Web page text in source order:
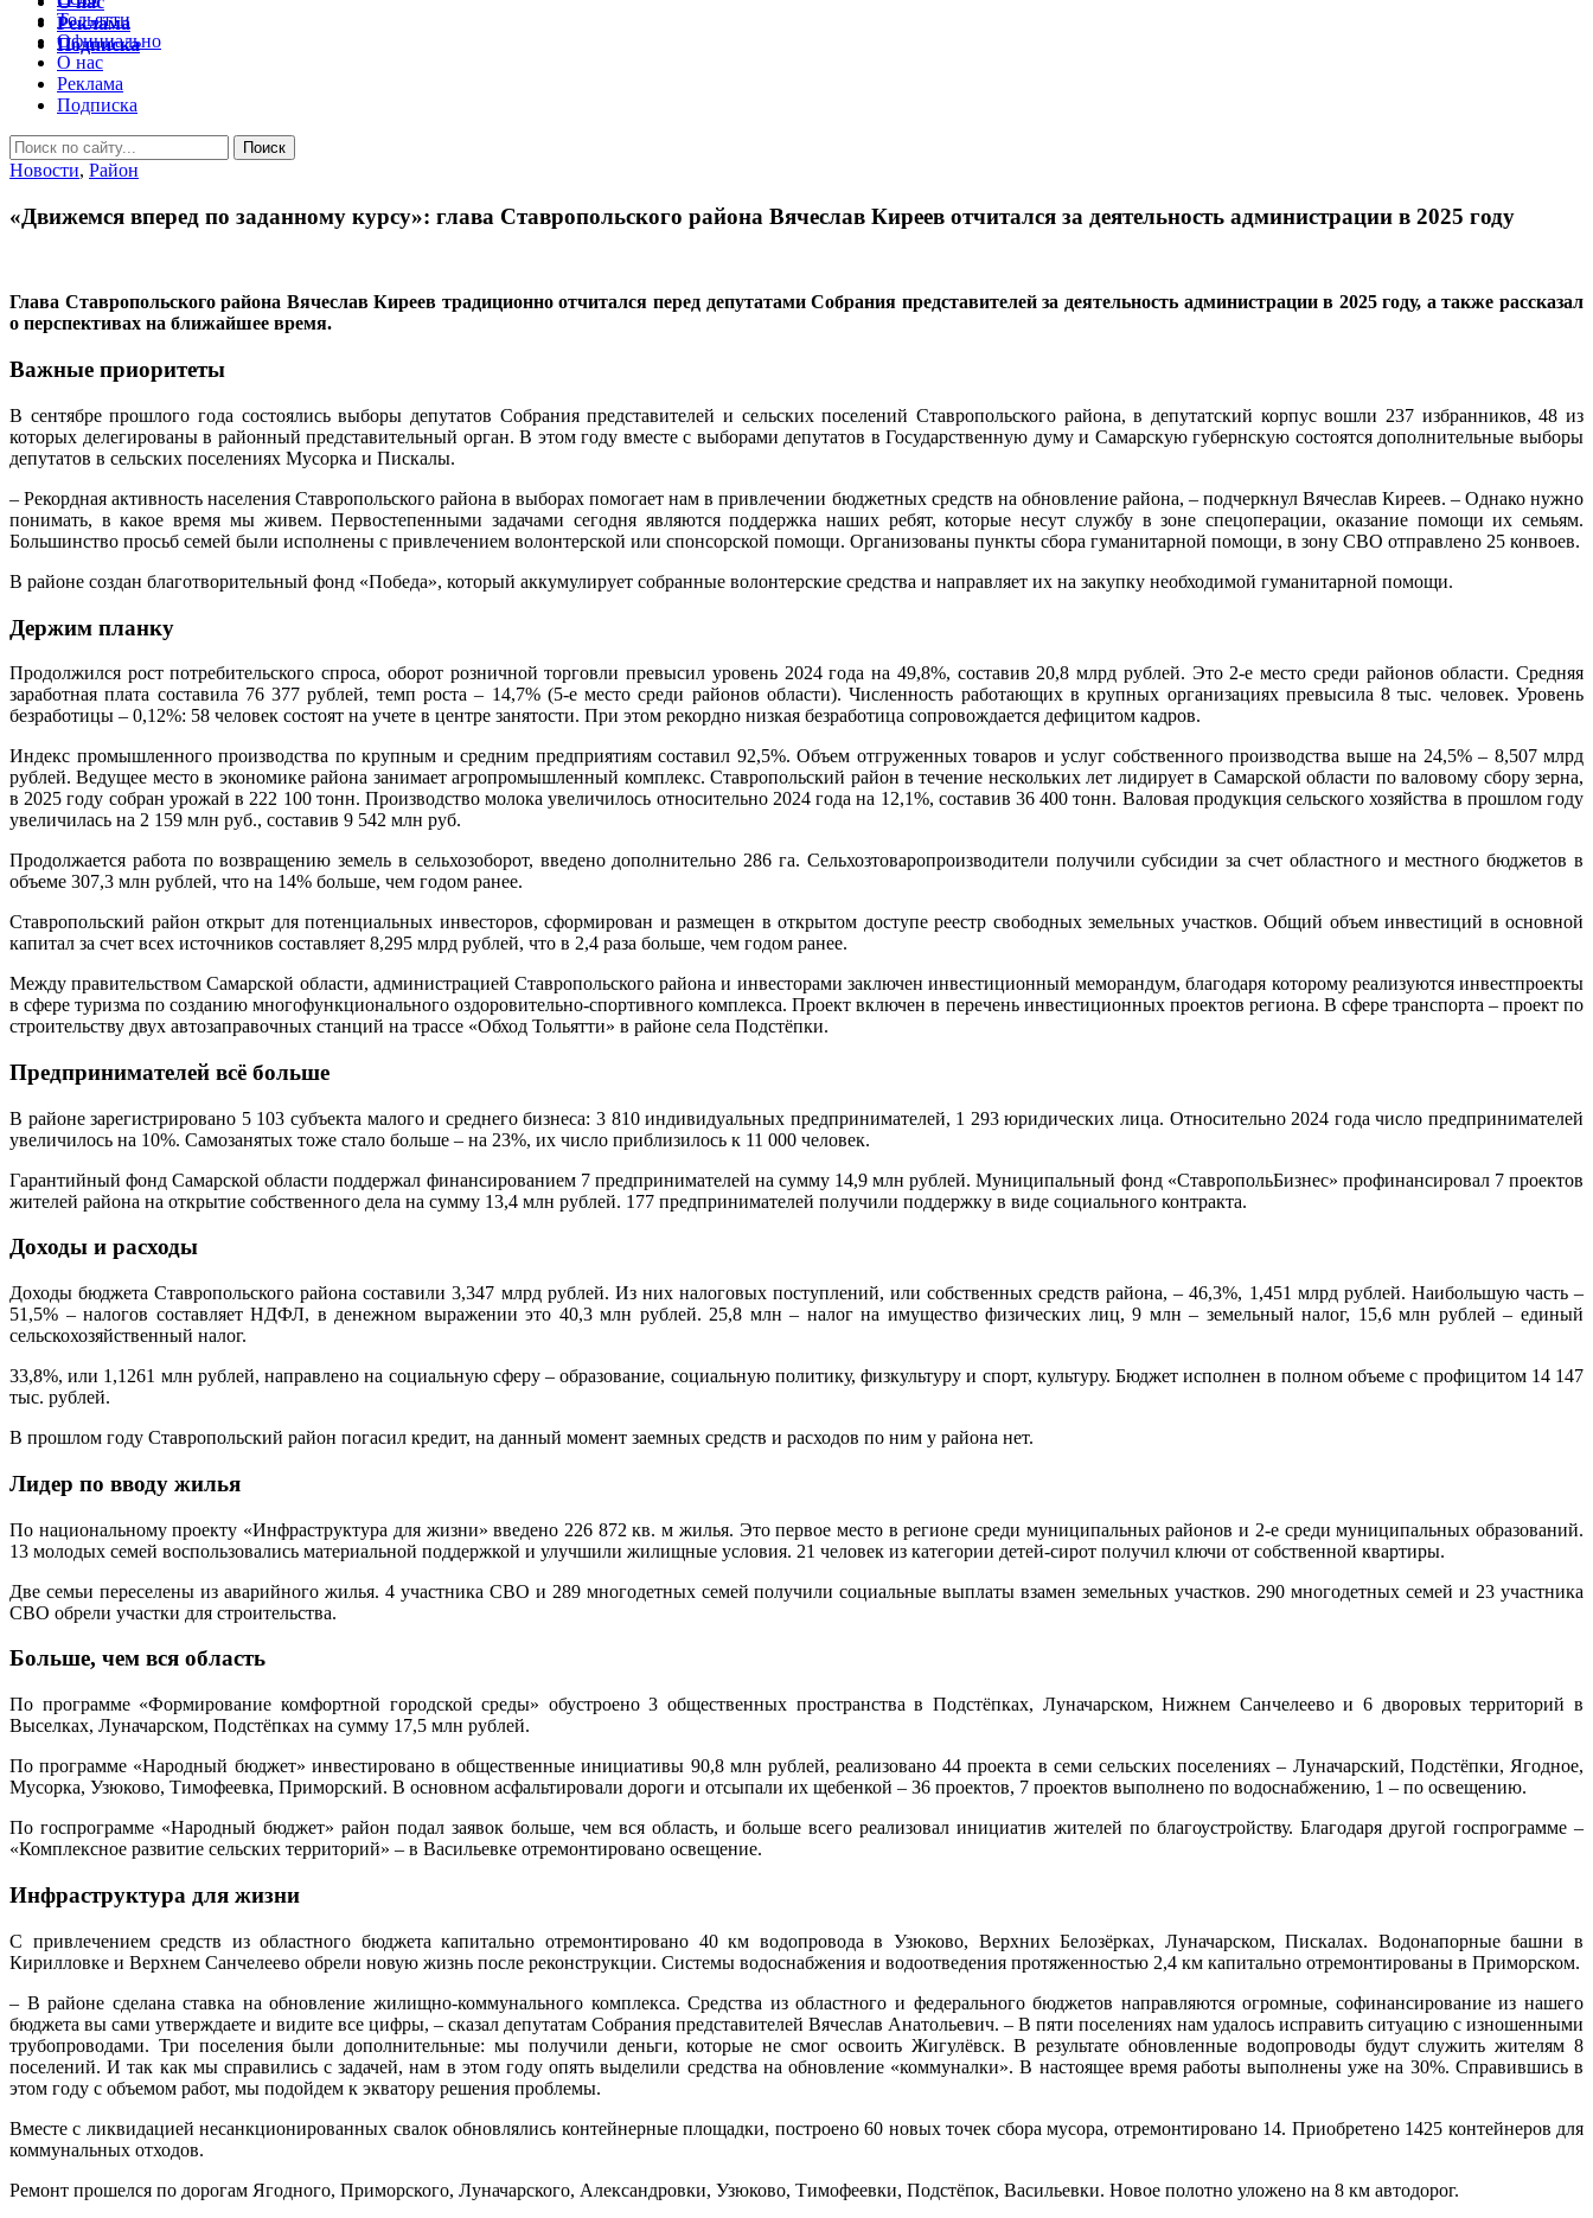
Тольятти
Официально
О нас
Реклама
Подписка
Новости, Район
«Движемся вперед по заданному курсу»: глава Ставропольского района Вячеслав Киреев отчитался за деятельность администрации в 2025 году
Глава Ставропольского района Вячеслав Киреев традиционно отчитался перед депутатами Собрания представителей за деятельность администрации в 2025 году, а также рассказал
о перспективах на ближайшее время.
Важные приоритеты
В сентябре прошлого года состоялись выборы депутатов Собрания представителей и сельских поселений Ставропольского района, в депутатский корпус вошли 237 избранников, 48 из
которых делегированы в районный представительный орган. В этом году вместе с выборами депутатов в Государственную думу и Самарскую губернскую состоятся дополнительные выборы
депутатов в сельских поселениях Мусорка и Пискалы.
– Рекордная активность населения Ставропольского района в выборах помогает нам в привлечении бюджетных средств на обновление района, – подчеркнул Вячеслав Киреев. – Однако нужно
понимать, в какое время мы живем. Первостепенными задачами сегодня являются поддержка наших ребят, которые несут службу в зоне спецоперации, оказание помощи их семьям.
Большинство просьб семей были исполнены с привлечением волонтерской или спонсорской помощи. Организованы пункты сбора гуманитарной помощи, в зону СВО отправлено 25 конвоев.
В районе создан благотворительный фонд «Победа», который аккумулирует собранные волонтерские средства и направляет их на закупку необходимой гуманитарной помощи.
Держим планку
Продолжился рост потребительского спроса, оборот розничной торговли превысил уровень 2024 года на 49,8%, составив 20,8 млрд рублей. Это 2-е место среди районов области. Средняя
заработная плата составила 76 377 рублей, темп роста – 14,7% (5-е место среди районов области). Численность работающих в крупных организациях превысила 8 тыс. человек. Уровень
безработицы – 0,12%: 58 человек состоят на учете в центре занятости. При этом рекордно низкая безработица сопровождается дефицитом кадров.
Индекс промышленного производства по крупным и средним предприятиям составил 92,5%. Объем отгруженных товаров и услуг собственного производства выше на 24,5% – 8,507 млрд
рублей. Ведущее место в экономике района занимает агропромышленный комплекс. Ставропольский район в течение нескольких лет лидирует в Самарской области по валовому сбору зерна,
в 2025 году собран урожай в 222 100 тонн. Производство молока увеличилось относительно 2024 года на 12,1%, составив 36 400 тонн. Валовая продукция сельского хозяйства в прошлом году
увеличилась на 2 159 млн руб., составив 9 542 млн руб.
Продолжается работа по возвращению земель в сельхозоборот, введено дополнительно 286 га. Сельхозтоваропроизводители получили субсидии за счет областного и местного бюджетов в
объеме 307,3 млн рублей, что на 14% больше, чем годом ранее.
Ставропольский район открыт для потенциальных инвесторов, сформирован и размещен в открытом доступе реестр свободных земельных участков. Общий объем инвестиций в основной
капитал за счет всех источников составляет 8,295 млрд рублей, что в 2,4 раза больше, чем годом ранее.
Между правительством Самарской области, администрацией Ставропольского района и инвесторами заключен инвестиционный меморандум, благодаря которому реализуются инвестпроекты
в сфере туризма по созданию многофункционального оздоровительно-спортивного комплекса. Проект включен в перечень инвестиционных проектов региона. В сфере транспорта – проект по
строительству двух автозаправочных станций на трассе «Обход Тольятти» в районе села Подстёпки.
Предпринимателей всё больше
В районе зарегистрировано 5 103 субъекта малого и среднего бизнеса: 3 810 индивидуальных предпринимателей, 1 293 юридических лица. Относительно 2024 года число предпринимателей
увеличилось на 10%. Самозанятых тоже стало больше – на 23%, их число приблизилось к 11 000 человек.
Гарантийный фонд Самарской области поддержал финансированием 7 предпринимателей на сумму 14,9 млн рублей. Муниципальный фонд «СтавропольБизнес» профинансировал 7 проектов
жителей района на открытие собственного дела на сумму 13,4 млн рублей. 177 предпринимателей получили поддержку в виде социального контракта.
Доходы и расходы
Доходы бюджета Ставропольского района составили 3,347 млрд рублей. Из них налоговых поступлений, или собственных средств района, – 46,3%, 1,451 млрд рублей. Наибольшую часть –
51,5% – налогов составляет НДФЛ, в денежном выражении это 40,3 млн рублей. 25,8 млн – налог на имущество физических лиц, 9 млн – земельный налог, 15,6 млн рублей – единый
сельскохозяйственный налог.
33,8%, или 1,1261 млн рублей, направлено на социальную сферу – образование, социальную политику, физкультуру и спорт, культуру. Бюджет исполнен в полном объеме с профицитом 14 147
тыс. рублей.
В прошлом году Ставропольский район погасил кредит, на данный момент заемных средств и расходов по ним у района нет.
Лидер по вводу жилья
По национальному проекту «Инфраструктура для жизни» введено 226 872 кв. м жилья. Это первое место в регионе среди муниципальных районов и 2-е среди муниципальных образований.
13 молодых семей воспользовались материальной поддержкой и улучшили жилищные условия. 21 человек из категории детей-сирот получил ключи от собственной квартиры.
Две семьи переселены из аварийного жилья. 4 участника СВО и 289 многодетных семей получили социальные выплаты взамен земельных участков. 290 многодетных семей и 23 участника
СВО обрели участки для строительства.
Больше, чем вся область
По программе «Формирование комфортной городской среды» обустроено 3 общественных пространства в Подстёпках, Луначарском, Нижнем Санчелеево и 6 дворовых территорий в
Выселках, Луначарском, Подстёпках на сумму 17,5 млн рублей.
По программе «Народный бюджет» инвестировано в общественные инициативы 90,8 млн рублей, реализовано 44 проекта в семи сельских поселениях – Луначарский, Подстёпки, Ягодное,
Мусорка, Узюково, Тимофеевка, Приморский. В основном асфальтировали дороги и отсыпали их щебенкой – 36 проектов, 7 проектов выполнено по водоснабжению, 1 – по освещению.
По госпрограмме «Народный бюджет» район подал заявок больше, чем вся область, и больше всего реализовал инициатив жителей по благоустройству. Благодаря другой госпрограмме –
«Комплексное развитие сельских территорий» – в Васильевке отремонтировано освещение.
Инфраструктура для жизни
С привлечением средств из областного бюджета капитально отремонтировано 40 км водопровода в Узюково, Верхних Белозёрках, Луначарском, Пискалах. Водонапорные башни в
Кирилловке и Верхнем Санчелеево обрели новую жизнь после реконструкции. Системы водоснабжения и водоотведения протяженностью 2,4 км капитально отремонтированы в Приморском.
– В районе сделана ставка на обновление жилищно-коммунального комплекса. Средства из областного и федерального бюджетов направляются огромные, софинансирование из нашего
бюджета вы сами утверждаете и видите все цифры, – сказал депутатам Собрания представителей Вячеслав Анатольевич. – В пяти поселениях нам удалось исправить ситуацию с изношенными
трубопроводами. Три поселения были дополнительные: мы получили деньги, которые не смог освоить Жигулёвск. В результате обновленные водопроводы будут служить жителям 8
поселений. И так как мы справились с задачей, нам в этом году опять выделили средства на обновление «коммуналки». В настоящее время работы выполнены уже на 30%. Справившись в
этом году с объемом работ, мы подойдем к экватору решения проблемы.
Вместе с ликвидацией несанкционированных свалок обновлялись контейнерные площадки, построено 60 новых точек сбора мусора, отремонтировано 14. Приобретено 1425 контейнеров для
коммунальных отходов.
Ремонт прошелся по дорогам Ягодного, Приморского, Луначарского, Александровки, Узюково, Тимофеевки, Подстёпок, Васильевки. Новое полотно уложено на 8 км автодорог.
Реклама
Подписка